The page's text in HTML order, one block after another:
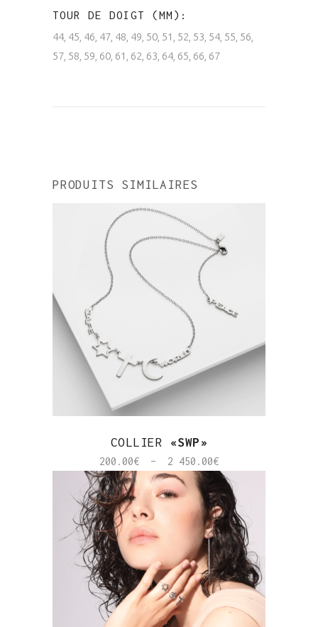
TOUR DE DOIGT (MM)
44, 45, 46, 47, 48, 49, 50, 51, 52, 53, 54, 55, 56,
57, 58, 59, 60, 61, 62, 63, 64, 65, 66, 67
PRODUITS SIMILAIRES
COLLIER «SWP»
200.00€ – 2 450.00€Plage
de
prix :
200.00€
à
2
450.00€